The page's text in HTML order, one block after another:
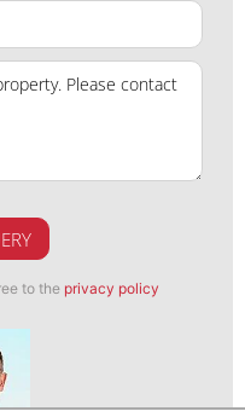
to the privacy policy